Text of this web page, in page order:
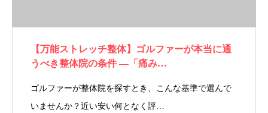
【万能ストレッチ整体】ゴルファーが本当に通
うべき整体院の条件 ―「痛み…
ゴルファーが整体院を探すとき、こんな基準で選んで
いませんか？近い安い何となく評…